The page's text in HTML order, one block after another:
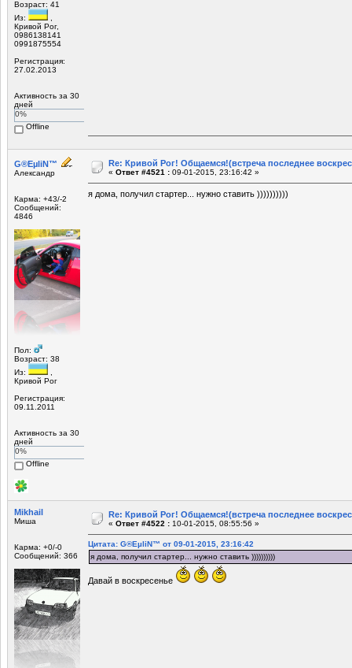
Возраст: 41
Из:
,
Кривой Рог,
0986138141
0991875554
Регистрация:
27.02.2013
Активность за 30
дней
0%
Offline
G®EµliN™
Александр
Карма: +43/-2
Сообщений:
4846
Пол:
Возраст: 38
Из:
Кривой Рог
Регистрация:
09.11.2011
Активность за 30
дней
0%
Offline
Re: Кривой Рог! Общаемся!(встреча последнее
« Ответ #4521 : 09-01-2015, 23:16:42 »
я дома, получил стартер... нужно ставить ))))))))))
Mikhail
Миша
Карма: +0/-0
Сообщений: 366
Re: Кривой Рог! Общаемся!(встреча последнее
« Ответ #4522 : 10-01-2015, 08:55:56 »
Цитата: G®EµliN™ от 09-01-2015, 23:16:42
я дома, получил стартер... нужно ставить ))))))))))
Давай в воскресенье